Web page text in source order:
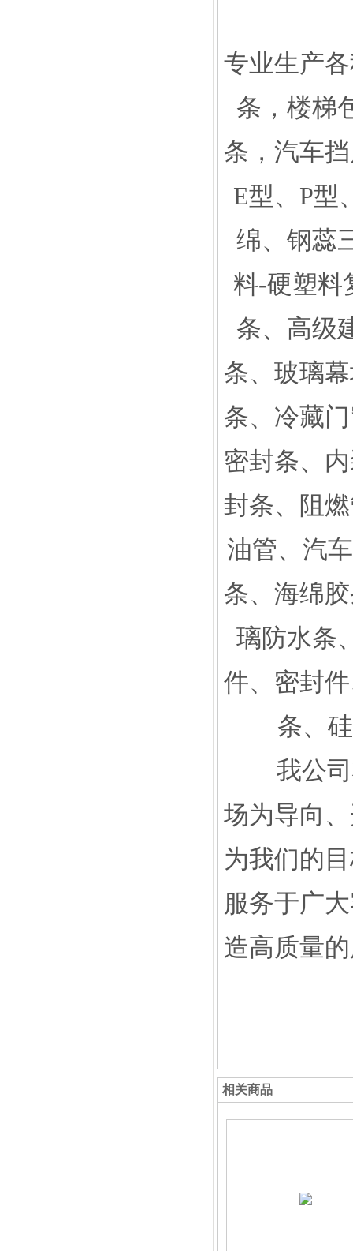
专业生产
条，楼梯
条，汽车
E型、P型
绵、钢蕊
料-硬塑料
条、高级
条、玻璃
条、冷藏
密封条、
封条、阻
油管、汽
条、海绵
璃防水条
件、密封
条、
我公司
场为导向
为我们的
服务于广
造高质量
相关商品